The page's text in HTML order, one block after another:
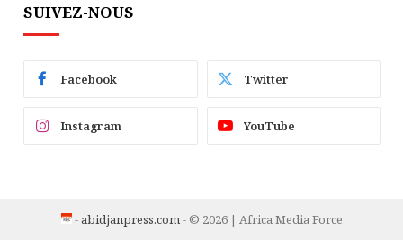
SUIVEZ-NOUS
Facebook Twitter
Instagram YouTube
- abidjanpress.com- © 2026 | Africa Media Force